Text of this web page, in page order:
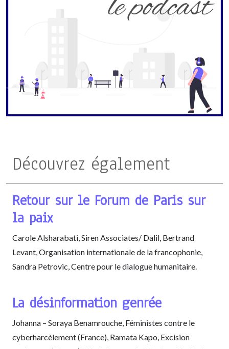
Découvrez également
Retour sur le Forum de Paris sur
la paix
Carole Alsharabati, Siren Associates/ Dalil, Bertrand
Levant, Organisation internationale de la francophonie,
Sandra Petrovic, Centre pour le dialogue humanitaire.
La désinformation genrée
Johanna – Soraya Benamrouche, Féministes contre le
cyberharcèlement (France), Ramata Kapo, Excision